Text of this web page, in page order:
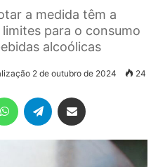
a medida têm a
para o consumo
alcoólicas
2 de outubro de 2024 24
WhatsAppTelegram